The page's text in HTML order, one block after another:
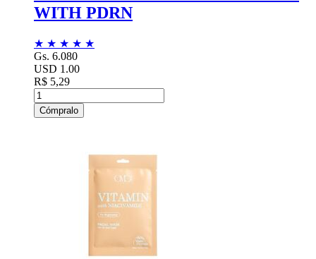
WITH PDRN
★ ★ ★ ★ ★
Gs. 6.080
USD 1.00
R$ 5,29
Cómpralo